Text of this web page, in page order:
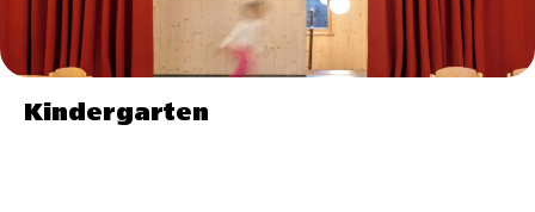
Kindergarten